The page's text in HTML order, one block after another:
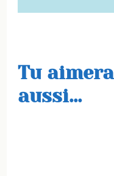
Tu
aussi...